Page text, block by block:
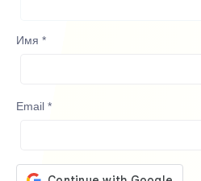
Имя *
Email *